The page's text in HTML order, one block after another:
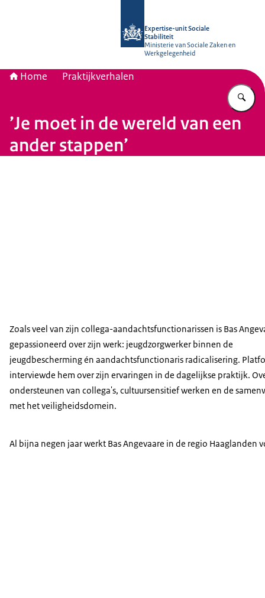
Expertise-unit Sociale
Stabiliteit
Ministerie van Sociale Zaken en
Werkgelegenheid
Home Praktijkverhalen
’Je moet in de wereld van een
ander stappen’
Zoals veel van zijn collega-aandachtsfunctionarissen is Bas
gepassioneerd over zijn werk: jeugdzorgwerker binnen de
jeugdbescherming én aandachtsfunctionaris radicalisering.
interviewde hem over zijn ervaringen in de dagelijkse praktijk.
ondersteunen van collega's, cultuursensitief werken en de
met het veiligheidsdomein.
Al bijna negen jaar werkt Bas Angevaare in de regio